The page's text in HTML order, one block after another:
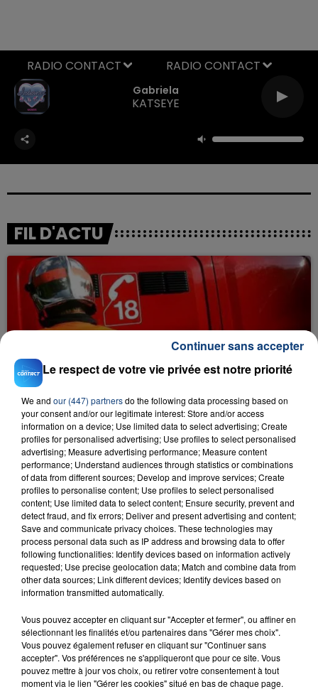
Gabriela
KATSEYE
RADIO CONTACT
FIL D'ACTU
23 juillet 2026
INCENDIE MORTEL À LENS : UNE FEMME ET
SON BÉBÉ ENTRE LA VIE ET LA...
Un homme s'est immolé par le feu après avoir
aspergé sa compagne et leur bébé de trois mois
d'un liquide inflammable.
20 juillet 2026
UNE ADOLESCENTE DEVANT SE FAIRE
OPÉRER DE LA CHEVILLE RESSORT DE LA...
La famille a porté plainte contre la clinique qui a
reconnu sa responsabilité et présenté ses
excuses.
TITRES DIFFUSÉS
7h48
7h48 7h46
7h46
Le respect de votre vie privée est notre priorité
We and our (447) partnersdo the following data processing based on
your consent and/or our legitimate interest: Store and/or access
information on a device; Use limited data to select advertising; Create
profiles for personalised advertising; Use profiles to select personalised
advertising; Measure advertising performance; Measure content
performance; Understand audiences through statistics or combinations
of data from different sources; Develop and improve services; Create
profiles to personalise content; Use profiles to select personalised
content; Use limited data to select content; Ensure security, prevent and
detect fraud, and fix errors; Deliver and present advertising and content;
Save and communicate privacy choices. These technologies may
process personal data such as IP address and browsing data to offer
following functionalities: Identify devices based on information actively
requested; Use precise geolocation data; Match and combine data from
other data sources; Link different devices; Identify devices based on
information transmitted automatically.
Vous pouvez accepter en cliquant sur "Accepter et fermer", ou affiner en
sélectionnant les finalités et/ou partenaires dans "Gérer mes choix".
Vous pouvez également refuser en cliquant sur "Continuer sans
accepter". Vos préférences ne s'appliqueront que pour ce site. Vous
pouvez mettre à jour vos choix, ou retirer votre consentement à tout
moment via le lien "Gérer les cookies" situé en bas de chaque page.
Continuer sans accepter